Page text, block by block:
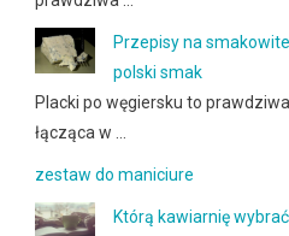
Przepisy na
polski smak
Placki po węgiersku to
łącząca w …
zestaw do maniciure
Którą kawiarnię